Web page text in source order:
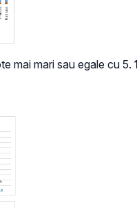
mai mari sau egale cu 5.